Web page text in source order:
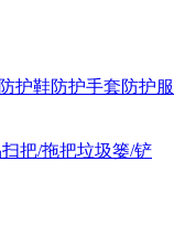
防护鞋防护手套防护服
扫把/拖把垃圾篓/铲